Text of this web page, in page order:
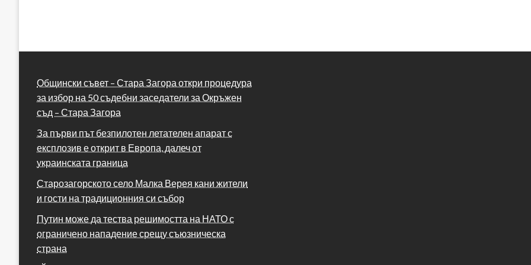
Общински съвет – Стара Загора откри процедура
за избор на 50 съдебни заседатели за Окръжен
съд – Стара Загора
За първи път безпилотен летателен апарат с
експлозив е открит в Европа, далеч от
украинската граница
Старозагорското село Малка Верея кани жители
и гости на традиционния си събор
Путин може да тества решимостта на НАТО с
ограничено нападение срещу съюзническа
страна